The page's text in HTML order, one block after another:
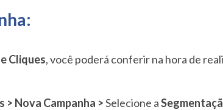
Cliques, você poderá conferir na hora de
> Nova Campanha >Selecione a